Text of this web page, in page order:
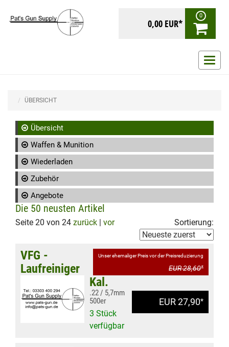
0,00 EUR*
0
ein-/
ÜBERSICHT
Übersicht
Waffen & Munition
Wiederladen
Zubehör
Angebote
Die 50 neusten Artikel
Seite 20 von 24 zurück | vor Sortierung:
Unser ehemaliger Preis vor der Preisreduzierung
EUR 28,60*
EUR 27,90*
VFG -
Laufreiniger
Kal.
.22 / 5,7mm
500er
3 Stück
verfügbar